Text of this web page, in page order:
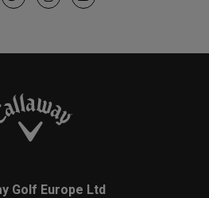
Golf Europe Ltd